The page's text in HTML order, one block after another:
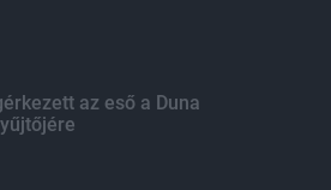
az eső a Duna